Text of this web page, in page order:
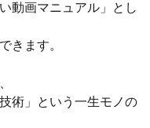
動画マニュアル」とし
きます。
術」という一生モノの